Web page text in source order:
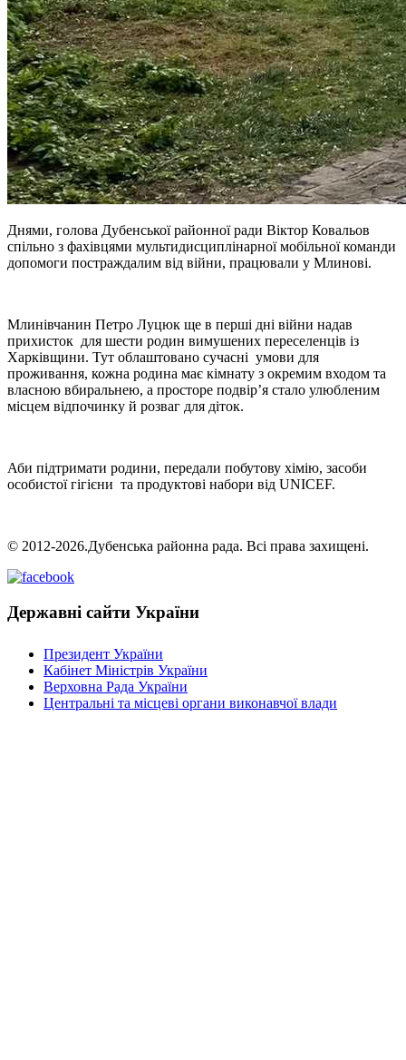
Днями, голова Дубенської районної ради Віктор Ковальов
спільно з фахівцями мультидисциплінарної мобільної команди
допомоги постраждалим від війни, працювали у Млинові.
Млинівчанин Петро Луцюк ще в перші дні війни надав
прихисток для шести родин вимушених переселенців із
Харківщини. Тут облаштовано сучасні умови для
проживання, кожна родина має кімнату з окремим входом та
власною вбиральнею, а просторе подвір’я стало улюбленим
місцем відпочинку й розваг для діток.
Аби підтримати родини, передали побутову хімію, засоби
особистої гігієни та продуктові набори від UNICEF.
© 2012-2026.Дубенська районна рада. Всі права захищені.
Державні сайти України
Президент України
Кабінет Міністрів України
Верховна Рада України
Центральні та місцеві органи виконавчої влади